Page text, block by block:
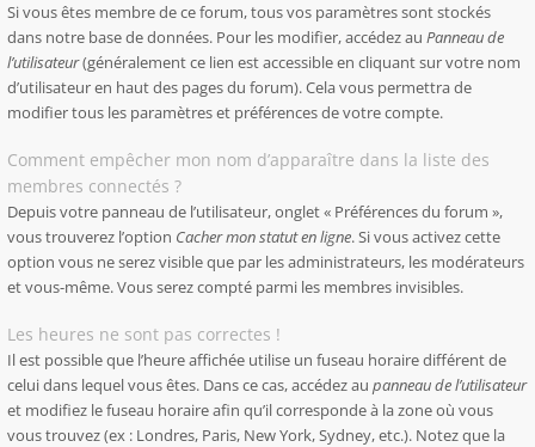
Si vous êtes membre de ce forum, tous vos paramètres sont stockés
dans notre base de données. Pour les modifier, accédez au Panneau de
l’utilisateur(généralement ce lien est accessible en cliquant sur votre nom
d’utilisateur en haut des pages du forum). Cela vous permettra de
modifier tous les paramètres et préférences de votre compte.
Comment empêcher mon nom d’apparaître dans la liste des
membres connectés ?
Depuis votre panneau de l’utilisateur, onglet « Préférences du forum »,
vous trouverez l’option Cacher mon statut en ligne. Si vous activez cette
option vous ne serez visible que par les administrateurs, les modérateurs
et vous-même. Vous serez compté parmi les membres invisibles.
Les heures ne sont pas correctes !
Il est possible que l’heure affichée utilise un fuseau horaire différent de
celui dans lequel vous êtes. Dans ce cas, accédez au panneau de l’utilisateur
et modifiez le fuseau horaire afin qu’il corresponde à la zone où vous
vous trouvez (ex : Londres, Paris, New York, Sydney, etc.). Notez que la